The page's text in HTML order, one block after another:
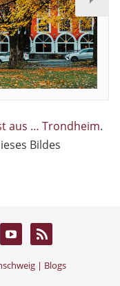
aus … Trondheim.
Bildes
| Blogs